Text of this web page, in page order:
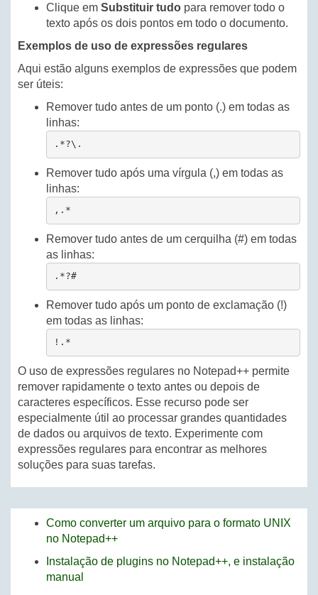
Clique em Substituir tudo para remover todo o
texto após os dois pontos em todo o documento.
Exemplos de uso de expressões regulares
Aqui estão alguns exemplos de expressões que podem
ser úteis:
Remover tudo antes de um ponto (.) em todas as
linhas:
.*?\.
Remover tudo após uma vírgula (,) em todas as
linhas:
,.*
Remover tudo antes de um cerquilha (#) em todas
as linhas:
.*?#
Remover tudo após um ponto de exclamação (!)
em todas as linhas:
!.*
O uso de expressões regulares no Notepad++ permite
remover rapidamente o texto antes ou depois de
caracteres específicos. Esse recurso pode ser
especialmente útil ao processar grandes quantidades
de dados ou arquivos de texto. Experimente com
expressões regulares para encontrar as melhores
soluções para suas tarefas.
Como converter um arquivo para o formato UNIX
no Notepad++
Instalação de plugins no Notepad++, e instalação
manual